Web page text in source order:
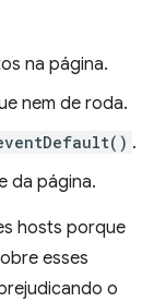
na página.
nem de roda.
.
da página.
hosts porque
esses
o